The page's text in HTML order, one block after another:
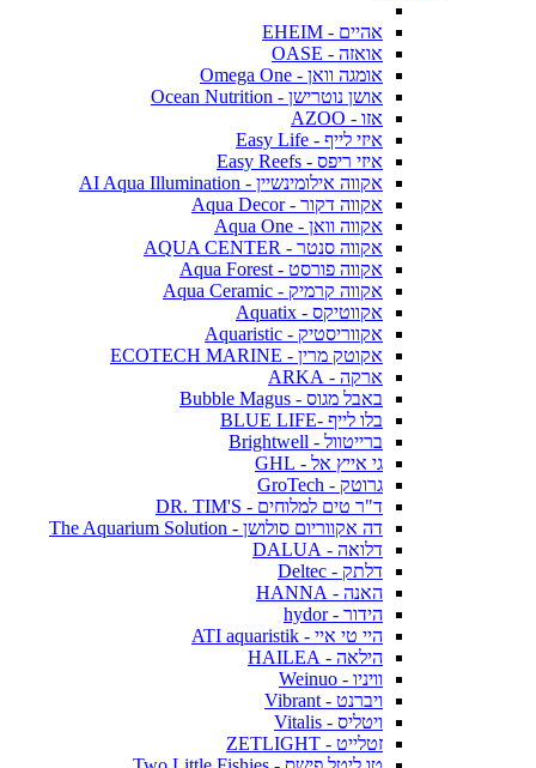
אהיים - EHEIM
אואזה - OASE
אומגה וואן - Omega One
אושן נוטרישן - Ocean Nutrition
אזו - AZOO
איזי לייף - Easy Life
איזי ריפס - Easy Reefs
אקווה אילומינשיין - AI Aqua Illumination
אקווה דקור - Aqua Decor
אקווה וואן - Aqua One
אקווה סנטר - AQUA CENTER
אקווה פורסט - Aqua Forest
אקווה קרמיק - Aqua Ceramic
אקווטיקס - Aquatix
אקווריסטיק - Aquaristic
אקוטק מרין - ECOTECH MARINE
ארקה - ARKA
באבל מגוס - Bubble Magus
בלו לייף -BLUE LIFE
ברייטוול - Brightwell
גי אייץ אל - GHL
גרוטק - GroTech
ד"ר טים למלוחים - DR. TIM'S
דה אקווריום סולושן - The Aquarium Solution
דלואה - DALUA
דלתק - Deltec
האנה - HANNA
הידור - hydor
היי טי איי - ATI aquaristik
הילאה - HAILEA
וויניו - Weinuo
ויברנט - Vibrant
ויטליס - Vitalis
זטלייט - ZETLIGHT